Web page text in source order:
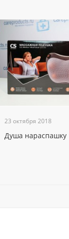
23 октября 2018
Душа нараспашку